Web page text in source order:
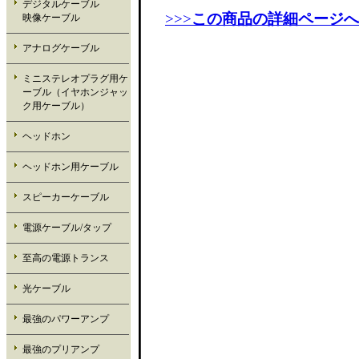
デジタルケーブル
映像ケーブル
アナログケーブル
ミニステレオプラグ用ケ
ーブル（イヤホンジャッ
ク用ケーブル）
ヘッドホン
ヘッドホン用ケーブル
スピーカーケーブル
電源ケーブル/タップ
至高の電源トランス
光ケーブル
最強のパワーアンプ
最強のプリアンプ
>>>この商品の詳細ページ